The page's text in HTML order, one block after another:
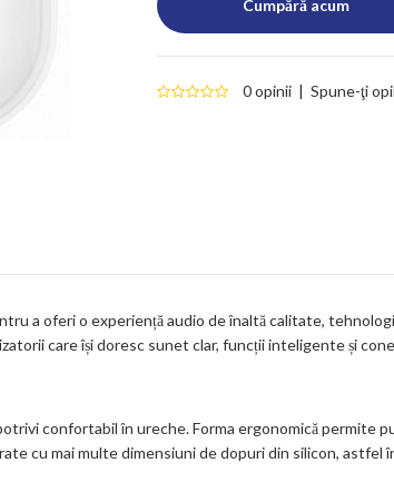
0 opinii| Spune-ţi
a oferi o experiență audio de înaltă calitate,
care își doresc sunet clar, funcții inteligente și
confortabil în ureche. Forma ergonomică permite
cu mai multe dimensiuni de dopuri din silicon, astfel